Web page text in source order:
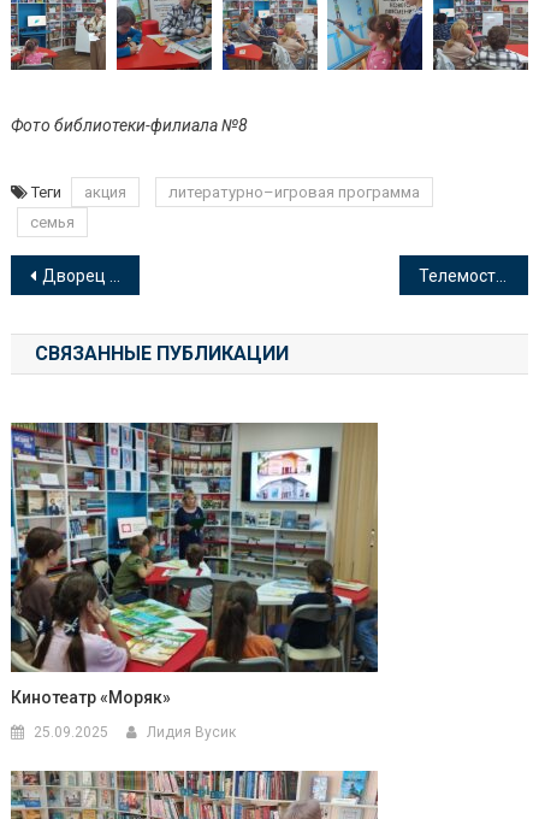
Фото библиотеки-филиала №8
Теги акция
литературно–игровая программа
семья
Навигация
по
записям
Дворец Дюльбер – памятник истории Телемост «80 лет Великой Победе: мы помним, мы гордимся!»
СВЯЗАННЫЕ ПУБЛИКАЦИИ
Кинотеатр «Моряк»
25.09.2025 Лидия Вусик